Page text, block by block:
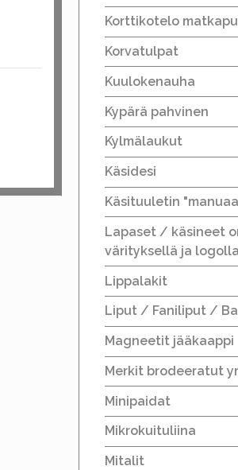
Korttikotelo
Korvatulpat
Kuulokenauha
Kypärä pahvinen
Kylmälaukut
Käsidesi
Käsituuletin
Lapaset / käsineet
värityksellä ja logolla
Lippalakit
Liput / Faniliput /
Magneetit jääkaappi
Merkit brodeeratut
Minipaidat
Mikrokuituliina
Mitalit